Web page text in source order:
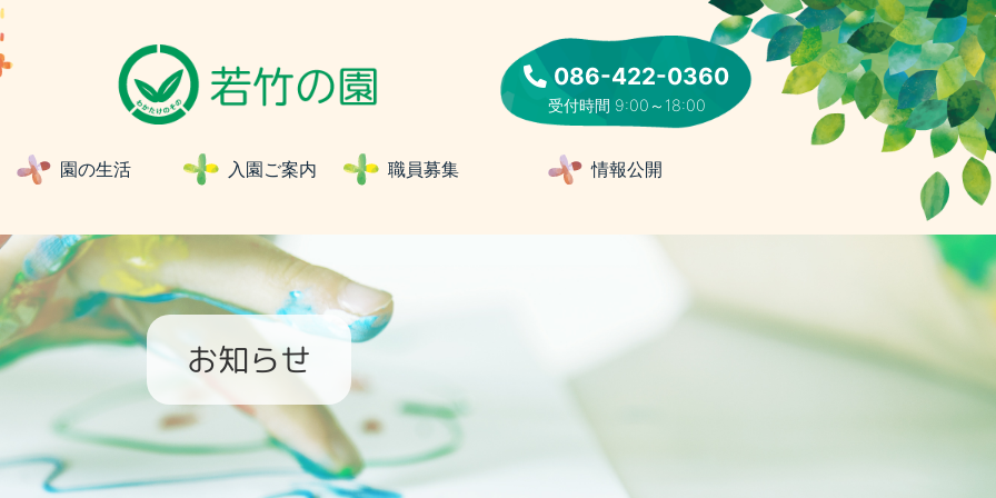
086-422-0360
受付時間 9:00～18:00
園の生活 入園ご案内 職員募集 情報公開
お知らせ